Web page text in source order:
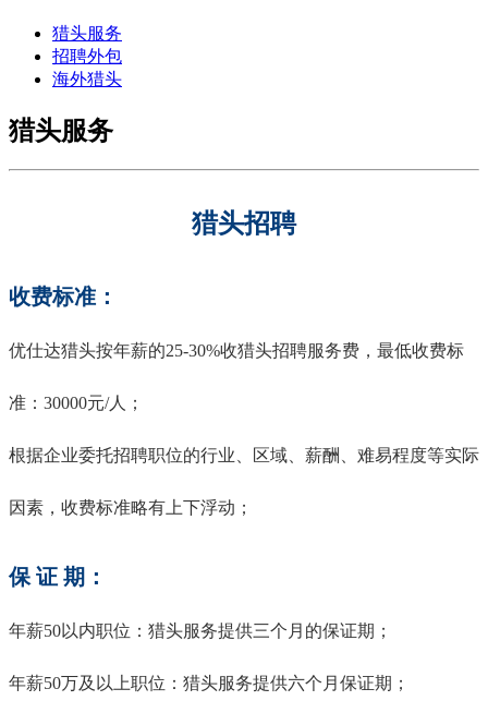
猎头服务
招聘外包
海外猎头
猎头服务
猎头招聘
收费标准：
优仕达猎头按年薪的25-30%收猎头招聘服务费，最低收费标
准：30000元/人；
根据企业委托招聘职位的行业、区域、薪酬、难易程度等实际
因素，收费标准略有上下浮动；
保 证 期：
年薪50以内职位：猎头服务提供三个月的保证期；
年薪50万及以上职位：猎头服务提供六个月保证期；